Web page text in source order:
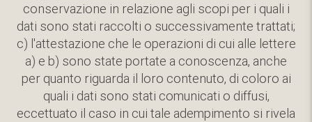
conservazione in relazione agli scopi per i quali i
dati sono stati raccolti o successivamente trattati;
c) l'attestazione che le operazioni di cui alle lettere
a) e b) sono state portate a conoscenza, anche
per quanto riguarda il loro contenuto, di coloro ai
quali i dati sono stati comunicati o diffusi,
eccettuato il caso in cui tale adempimento si rivela